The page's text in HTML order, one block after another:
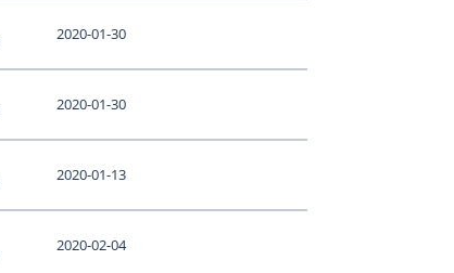
2020-01-30
2020-01-30
2020-01-13
2020-02-04